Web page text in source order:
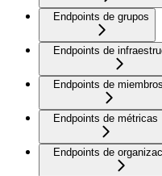
Endpoints de grupos
Endpoints de
Endpoints de miembros
Endpoints de métricas
Endpoints de